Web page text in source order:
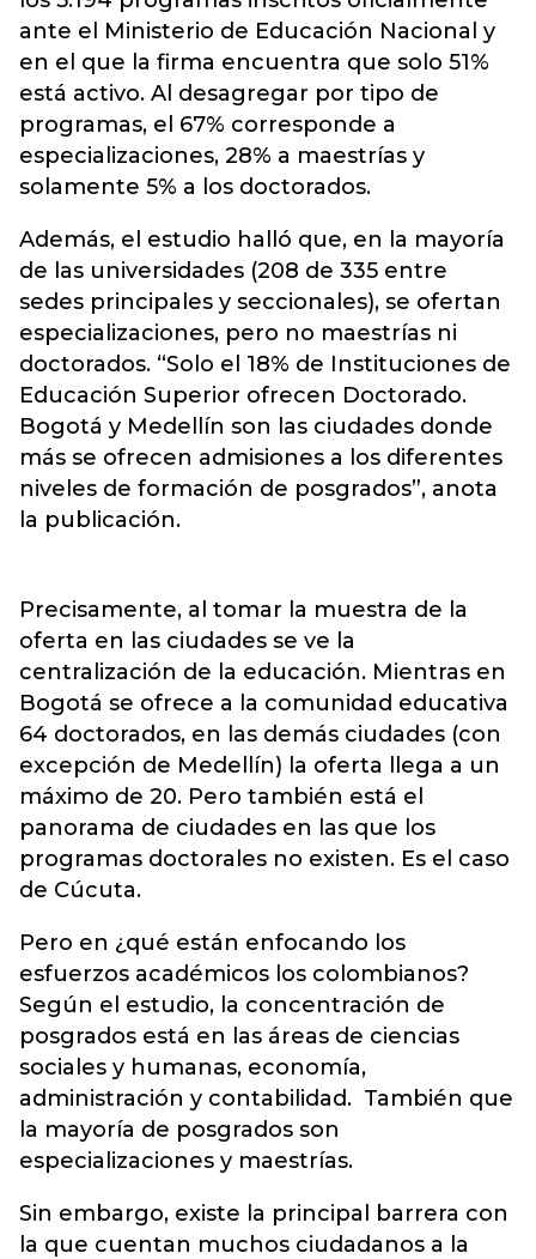
ante el Ministerio de Educación Nacional y
en el que la firma encuentra que solo 51%
está activo. Al desagregar por tipo de
programas, el 67% corresponde a
especializaciones, 28% a maestrías y
solamente 5% a los doctorados.
Además, el estudio halló que, en la mayoría
de las universidades (208 de 335 entre
sedes principales y seccionales), se ofertan
especializaciones, pero no maestrías ni
doctorados. “Solo el 18% de Instituciones de
Educación Superior ofrecen Doctorado.
Bogotá y Medellín son las ciudades donde
más se ofrecen admisiones a los diferentes
niveles de formación de posgrados”, anota
la publicación.
Precisamente, al tomar la muestra de la
oferta en las ciudades se ve la
centralización de la educación. Mientras en
Bogotá se ofrece a la comunidad educativa
64 doctorados, en las demás ciudades (con
excepción de Medellín) la oferta llega a un
máximo de 20. Pero también está el
panorama de ciudades en las que los
programas doctorales no existen. Es el caso
de Cúcuta.
Pero en ¿qué están enfocando los
esfuerzos académicos los colombianos?
Según el estudio, la concentración de
posgrados está en las áreas de ciencias
sociales y humanas, economía,
administración y contabilidad. También que
la mayoría de posgrados son
especializaciones y maestrías.
Sin embargo, existe la principal barrera con
la que cuentan muchos ciudadanos a la